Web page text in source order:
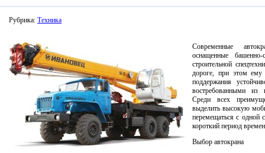
Рубрика: Техника
Современные
оснащенные
строительной
дороге, при этом
поддержания
востребованными из
Среди всех
выделить высокую
перемещаться с одной
короткий период
Выбор автокрана